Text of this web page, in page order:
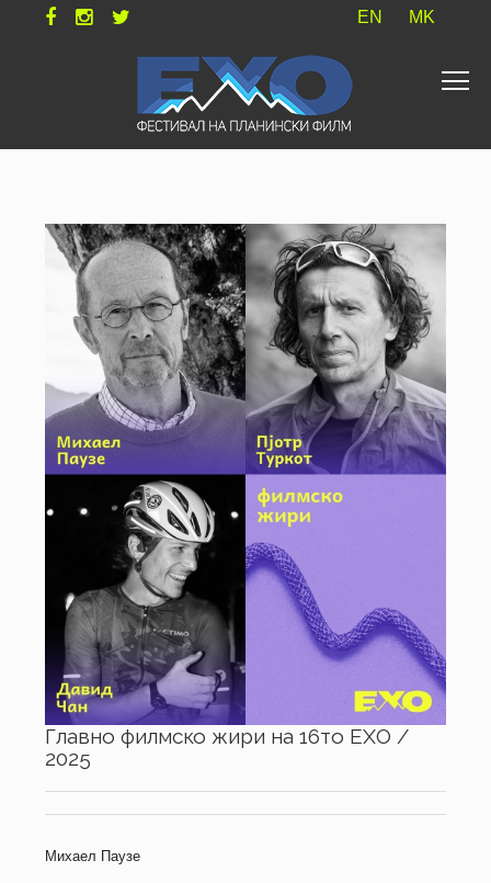
EN MK
Главно филмско жири на 16то ЕХО /
2025
Михаел Паузе